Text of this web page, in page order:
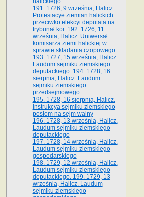
191. 1726, 9 września, Halicz.
Protestacye ziemian halickich
przeciwko elekcyi deputata na
trybunał kor. 192. 1726, 11
września, Halicz. Uniwersał
komisarza ziemi halickiej w
sprawie składania czopowego
193. 1727, 15 września, Halicz.
Laudum sejmiku ziemskiego
deputackiego. 194. 1728, 16
sierpnia, Halicz. Laudum
sejmiku ziemskiego
przedsejmowego
195. 1728, 16 sierpnia, Halicz.
Instrukcya sejmiku ziemskiego
posłom na sejm walny
196. 1728, 13 września, Halicz.
Laudum sejmiku ziemskiego
deputackiego
197. 1728, 14 września, Halicz.
Laudum sejmiku ziemskiego
gospodarskiego
198. 1729, 12 września, Halicz.
Laudum sejmiku ziemskiego
deputackiego. 199. 1729, 13
września, Halicz. Laudum
sejmiku ziemskiego